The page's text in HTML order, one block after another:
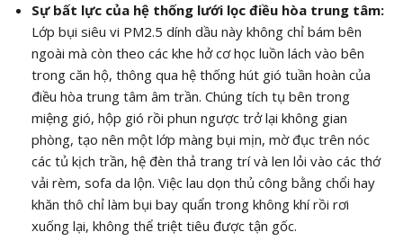
Sự bất lực của hệ thống lưới lọc điều hòa trung tâm:
Lớp bụi siêu vi PM2.5 dính dầu này không chỉ bám bên
ngoài mà còn theo các khe hở cơ học luồn lách vào bên
trong căn hộ, thông qua hệ thống hút gió tuần hoàn của
điều hòa trung tâm âm trần. Chúng tích tụ bên trong
miệng gió, hộp gió rồi phun ngược trở lại không gian
phòng, tạo nên một lớp màng bụi mịn, mờ đục trên nóc
các tủ kịch trần, hệ đèn thả trang trí và len lỏi vào các thớ
vải rèm, sofa da lộn. Việc lau dọn thủ công bằng chổi hay
khăn thô chỉ làm bụi bay quẩn trong không khí rồi rơi
xuống lại, không thể triệt tiêu được tận gốc.